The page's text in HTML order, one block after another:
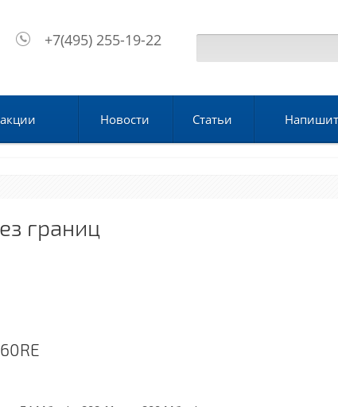
+7(495) 255-19-22
Новости Статьи
границ